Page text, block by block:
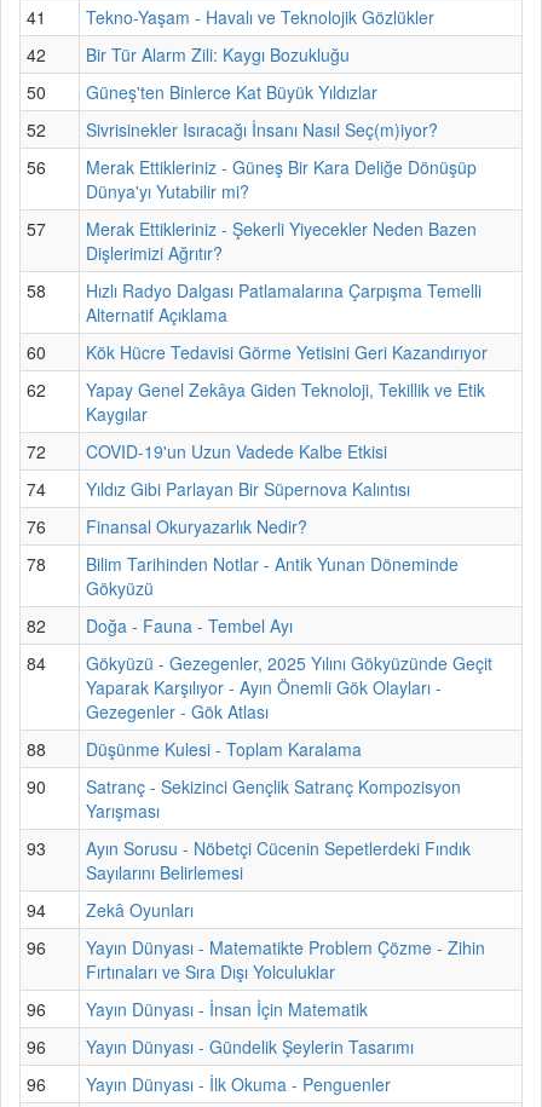
41
Tekno-Yaşam - Havalı ve Teknolojik Gözlükler
42
Bir Tür Alarm Zili: Kaygı Bozukluğu
50
Güneş'ten Binlerce Kat Büyük Yıldızlar
52
Sivrisinekler Isıracağı İnsanı Nasıl Seç(m)iyor?
56
Merak Ettikleriniz - Güneş Bir Kara Deliğe Dönüşüp
Dünya'yı Yutabilir mi?
57
Merak Ettikleriniz - Şekerli Yiyecekler Neden Bazen
Dişlerimizi Ağrıtır?
58
Hızlı Radyo Dalgası Patlamalarına Çarpışma Temelli
Alternatif Açıklama
60
Kök Hücre Tedavisi Görme Yetisini Geri Kazandırıyor
62
Yapay Genel Zekâya Giden Teknoloji, Tekillik ve Etik
Kaygılar
72
COVID-19'un Uzun Vadede Kalbe Etkisi
74
Yıldız Gibi Parlayan Bir Süpernova Kalıntısı
76
Finansal Okuryazarlık Nedir?
78
Bilim Tarihinden Notlar - Antik Yunan Döneminde
Gökyüzü
82
Doğa - Fauna - Tembel Ayı
84
Gökyüzü - Gezegenler, 2025 Yılını Gökyüzünde Geçit
Yaparak Karşılıyor - Ayın Önemli Gök Olayları -
Gezegenler - Gök Atlası
88
Düşünme Kulesi - Toplam Karalama
90
Satranç - Sekizinci Gençlik Satranç Kompozisyon
Yarışması
93
Ayın Sorusu - Nöbetçi Cücenin Sepetlerdeki Fındık
Sayılarını Belirlemesi
94
Zekâ Oyunları
96
Yayın Dünyası - Matematikte Problem Çözme - Zihin
Fırtınaları ve Sıra Dışı Yolculuklar
96
Yayın Dünyası - İnsan İçin Matematik
96
Yayın Dünyası - Gündelik Şeylerin Tasarımı
96
Yayın Dünyası - İlk Okuma - Penguenler